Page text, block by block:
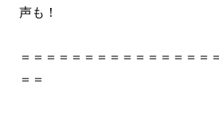
声も！
＝＝＝＝＝＝＝＝＝＝＝＝＝＝＝
＝＝